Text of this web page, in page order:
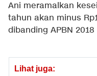
Ani meramalkan
tahun akan minus
dibanding APBN
Lihat juga: